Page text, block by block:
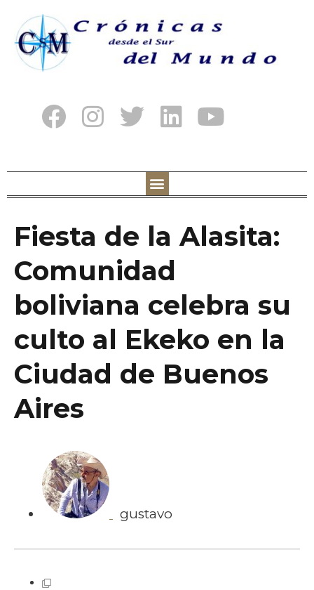
Fiesta de la Alasita:
Comunidad
boliviana celebra su
culto al Ekeko en la
Ciudad de Buenos
Aires
gustavo